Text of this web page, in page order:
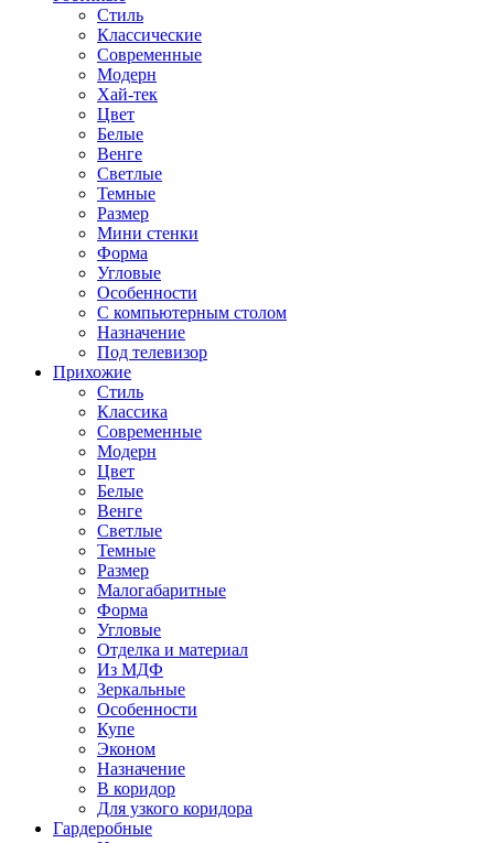
Стиль
Классические
Современные
Модерн
Хай-тек
Цвет
Белые
Венге
Светлые
Темные
Размер
Мини стенки
Форма
Угловые
Особенности
С компьютерным столом
Назначение
Под телевизор
Прихожие
Стиль
Классика
Современные
Модерн
Цвет
Белые
Венге
Светлые
Темные
Размер
Малогабаритные
Форма
Угловые
Отделка и материал
Из МДФ
Зеркальные
Особенности
Купе
Эконом
Назначение
В коридор
Для узкого коридора
Гардеробные